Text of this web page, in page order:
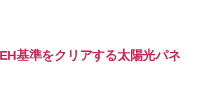
基準をクリアする太陽光パネ